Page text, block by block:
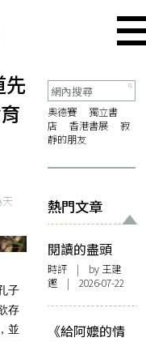
先
子
存
並
奧德賽
獨立書
店
香港書展
寂
靜的朋友
熱門文章
閱讀的盡頭
時評 | by 王建
鏗 | 2026-07-22
《給阿嬤的情